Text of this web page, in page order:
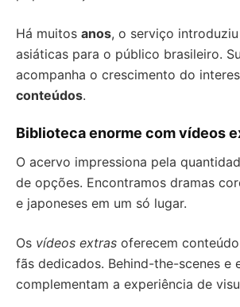
Há muitos anos, o serviço
asiáticas para o público brasileiro.
acompanha o crescimento do
conteúdos.
Biblioteca enorme com vídeos
O acervo impressiona pela
de opções. Encontramos dramas
e japoneses em um só lugar.
Os vídeos extras oferecem
fãs dedicados. Behind-the-scenes e
complementam a experiência de